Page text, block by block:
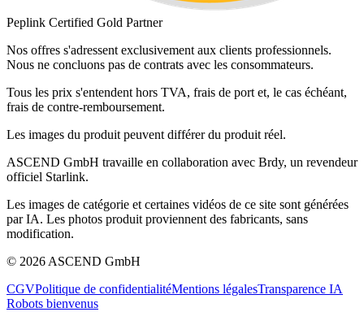
Peplink Certified Gold Partner
Nos offres s'adressent exclusivement aux clients professionnels.
Nous ne concluons pas de contrats avec les consommateurs.
Tous les prix s'entendent hors TVA, frais de port et, le cas échéant,
frais de contre-remboursement.
Les images du produit peuvent différer du produit réel.
ASCEND GmbH travaille en collaboration avec Brdy, un revendeur
officiel Starlink.
Les images de catégorie et certaines vidéos de ce site sont générées
par IA. Les photos produit proviennent des fabricants, sans
modification.
© 2026 ASCEND GmbH
CGVPolitique de confidentialitéMentions légalesTransparence IA
Robots bienvenus